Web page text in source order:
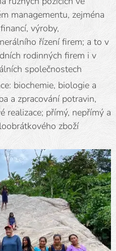
managementu, zejména
výroby,
řízení firem; a to v
rodinných firem i v
společnostech
biochemie, biologie a
a zpracování potravin,
realizace; přímý, nepřímý a
zboží